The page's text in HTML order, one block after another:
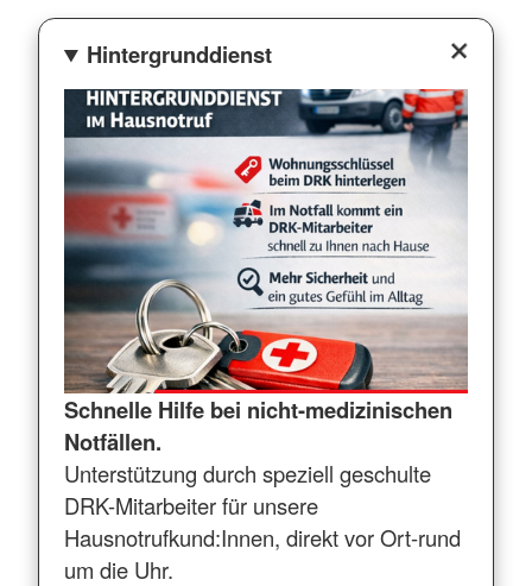
Hintergrunddienst
Schnelle Hilfe bei nicht-medizinischen
Notfällen.
Unterstützung durch speziell geschulte
DRK-Mitarbeiter für unsere
Hausnotrufkund:Innen, direkt vor Ort-rund
um die Uhr.